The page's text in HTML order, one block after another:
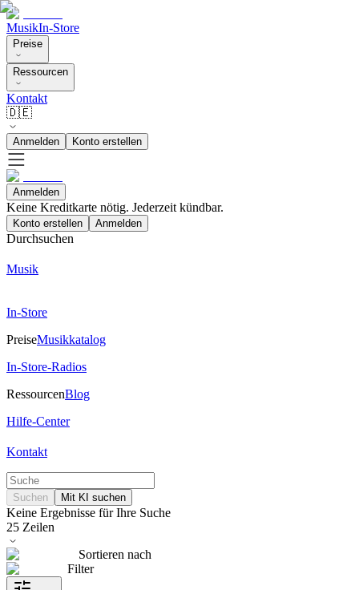
MusikIn-Store
Preise
Ressourcen
Kontakt
🇩🇪
Anmelden Konto erstellen
Anmelden
Keine Kreditkarte nötig. Jederzeit kündbar.
Konto erstellen Anmelden
Durchsuchen
Musik
In-Store
PreiseMusikkatalog
In-Store-Radios
RessourcenBlog
Hilfe-Center
Kontakt
Suchen Mit KI suchen
Keine Ergebnisse für Ihre Suche
25 Zeilen
Sortieren nach
Filter